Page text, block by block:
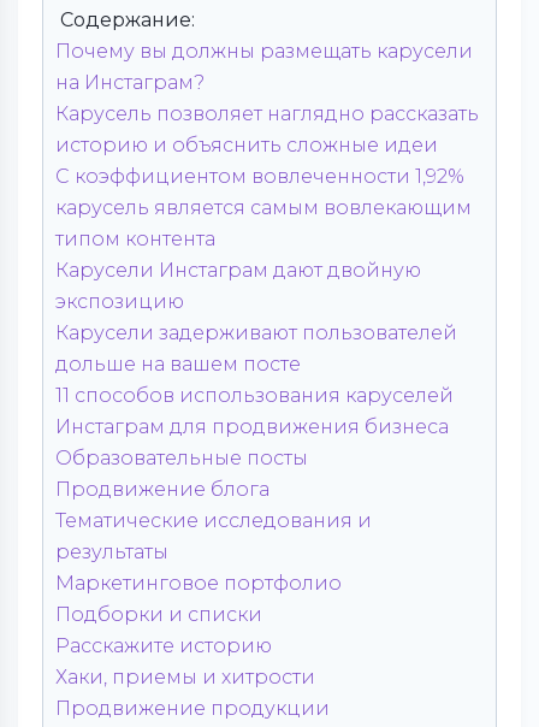
Содержание:
Почему вы должны размещать карусели
на Инстаграм?
Карусель позволяет наглядно рассказать
историю и объяснить сложные идеи
С коэффициентом вовлеченности 1,92%
карусель является самым вовлекающим
типом контента
Карусели Инстаграм дают двойную
экспозицию
Карусели задерживают пользователей
дольше на вашем посте
11 способов использования каруселей
Инстаграм для продвижения бизнеса
Образовательные посты
Продвижение блога
Тематические исследования и
результаты
Маркетинговое портфолио
Подборки и списки
Расскажите историю
Хаки, приемы и хитрости
Продвижение продукции